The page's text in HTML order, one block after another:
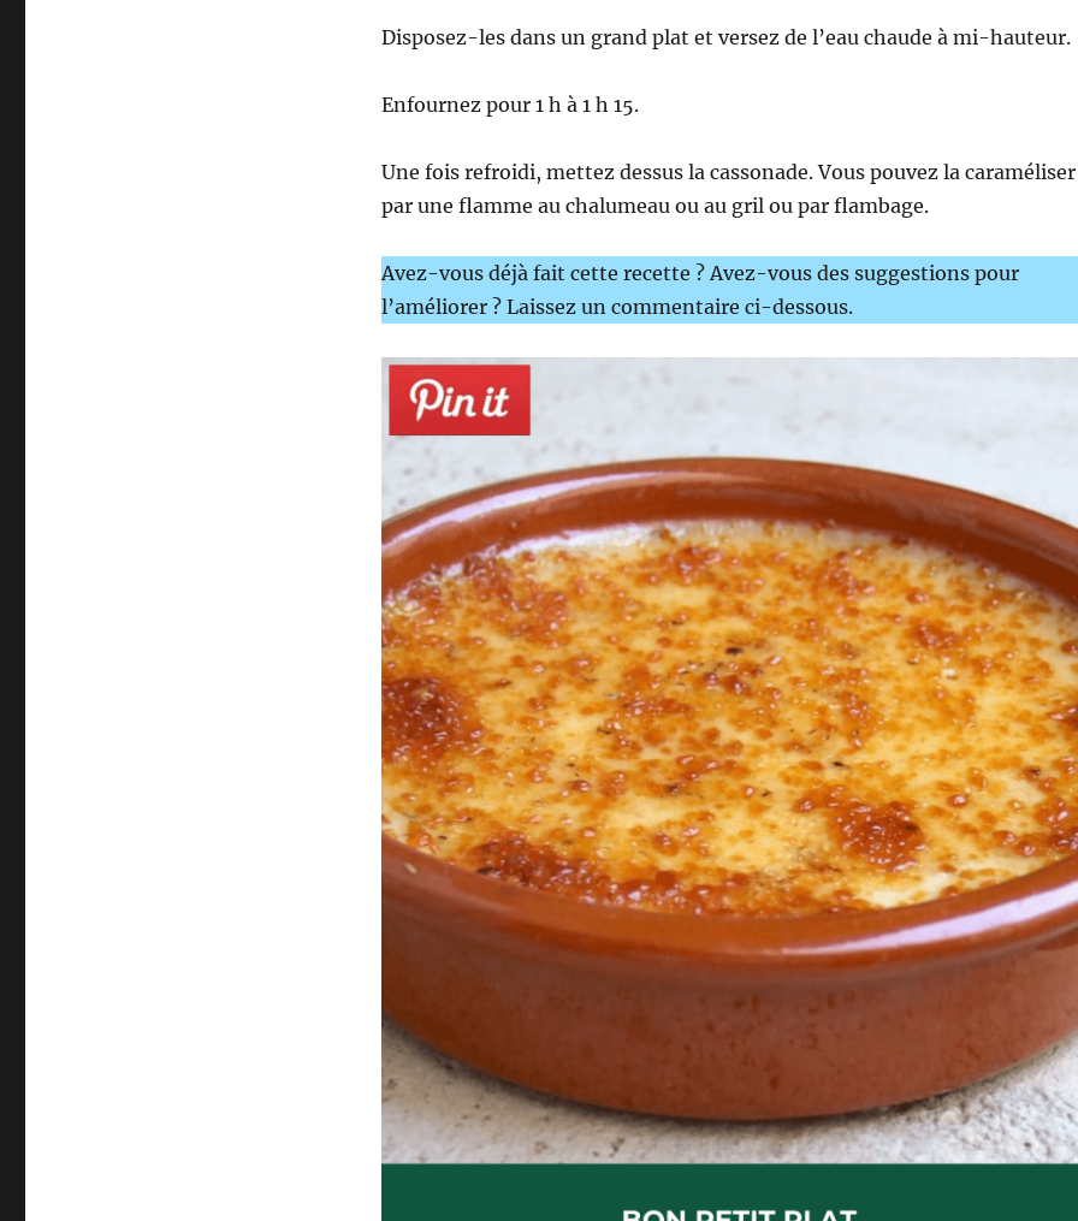
Disposez-les dans un grand plat et versez de l’eau chaude à mi-hauteur.
Enfournez pour 1 h à 1 h 15.
Une fois refroidi, mettez dessus la cassonade. Vous pouvez la caraméliser
par une flamme au chalumeau ou au gril ou par flambage.
Avez-vous déjà fait cette recette ? Avez-vous des suggestions pour
l’améliorer ? Laissez un commentaire ci-dessous.